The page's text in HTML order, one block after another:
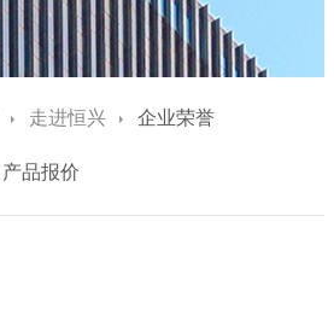
走进恒兴 企业荣誉
产品报价